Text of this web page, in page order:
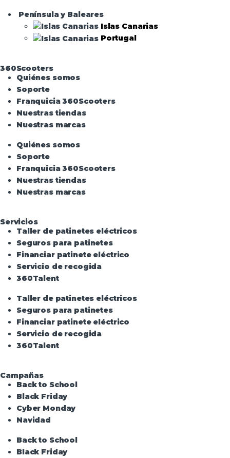
Península y Baleares
Islas Canarias
Portugal
360Scooters
Quiénes somos
Soporte
Franquicia 360Scooters
Nuestras tiendas
Nuestras marcas
Quiénes somos
Soporte
Franquicia 360Scooters
Nuestras tiendas
Nuestras marcas
Servicios
Taller de patinetes eléctricos
Seguros para patinetes
Financiar patinete eléctrico
Servicio de recogida
360Talent
Taller de patinetes eléctricos
Seguros para patinetes
Financiar patinete eléctrico
Servicio de recogida
360Talent
Campañas
Back to School
Black Friday
Cyber Monday
Navidad
Back to School
Black Friday